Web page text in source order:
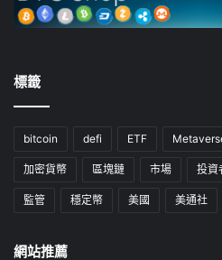
標籤
bitcoin defi ETF
加密貨幣 區塊鏈 市場 投資
監管 穩定幣 美國 美通社
網站推薦